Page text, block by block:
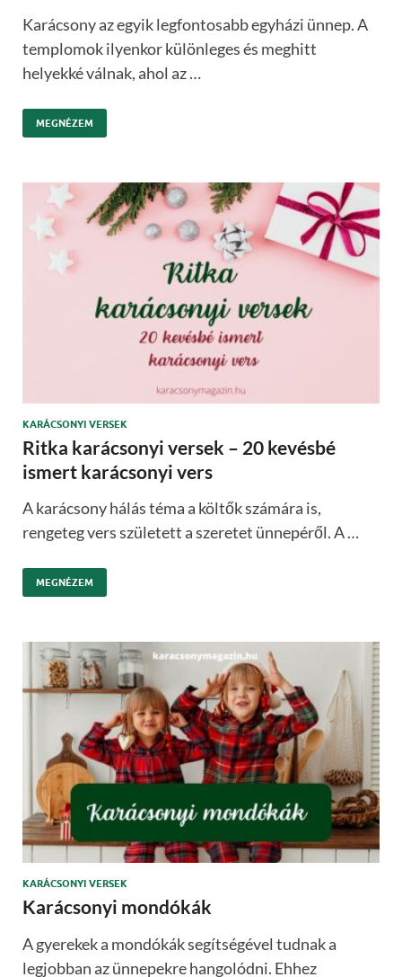
Karácsony az egyik legfontosabb egyházi ünnep. A
templomok ilyenkor különleges és meghitt
helyekké válnak, ahol az …
MEGNÉZEM
KARÁCSONYI VERSEK
Ritka karácsonyi versek – 20 kevésbé
ismert karácsonyi vers
A karácsony hálás téma a költők számára is,
rengeteg vers született a szeretet ünnepéről. A …
MEGNÉZEM
KARÁCSONYI VERSEK
Karácsonyi mondókák
A gyerekek a mondókák segítségével tudnak a
legjobban az ünnepekre hangolódni. Ehhez